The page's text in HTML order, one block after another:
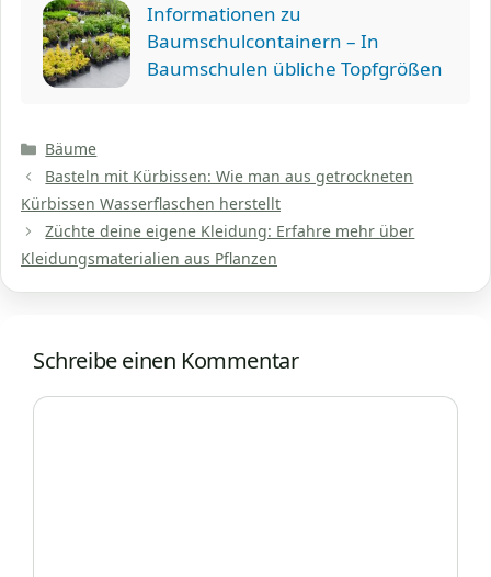
Informationen zu
Baumschulcontainern – In
Baumschulen übliche Topfgrößen
Kategorien
Bäume
Basteln mit Kürbissen: Wie man aus getrockneten
Kürbissen Wasserflaschen herstellt
Züchte deine eigene Kleidung: Erfahre mehr über
Kleidungsmaterialien aus Pflanzen
Schreibe einen Kommentar
Kommentar